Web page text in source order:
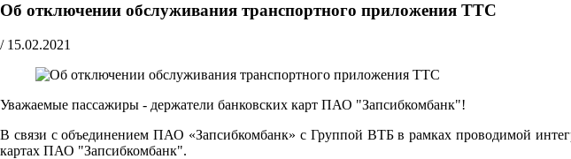
Об отключении обслуживания транспортного приложения ТТС
/ 15.02.2021
Уважаемые пассажиры - держатели банковских карт ПАО "Запсибкомбанк"!
В связи с объединением ПАО «Запсибкомбанк» с Группой ВТБ в рамках проводимой
картах ПАО "Запсибкомбанк".